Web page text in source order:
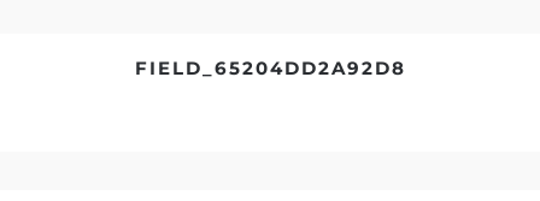
FIELD_65204DD2A92D8